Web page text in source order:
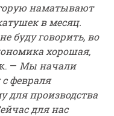
наматывают
в месяц.
буду говорить, во
хорошая,
— Мы начали
февраля
для производства
для нас